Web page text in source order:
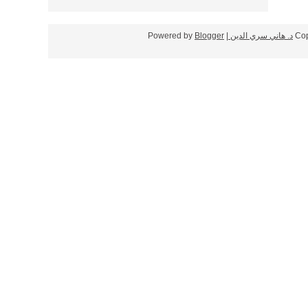
د. هاني سري الدين | Powered by
Blogger